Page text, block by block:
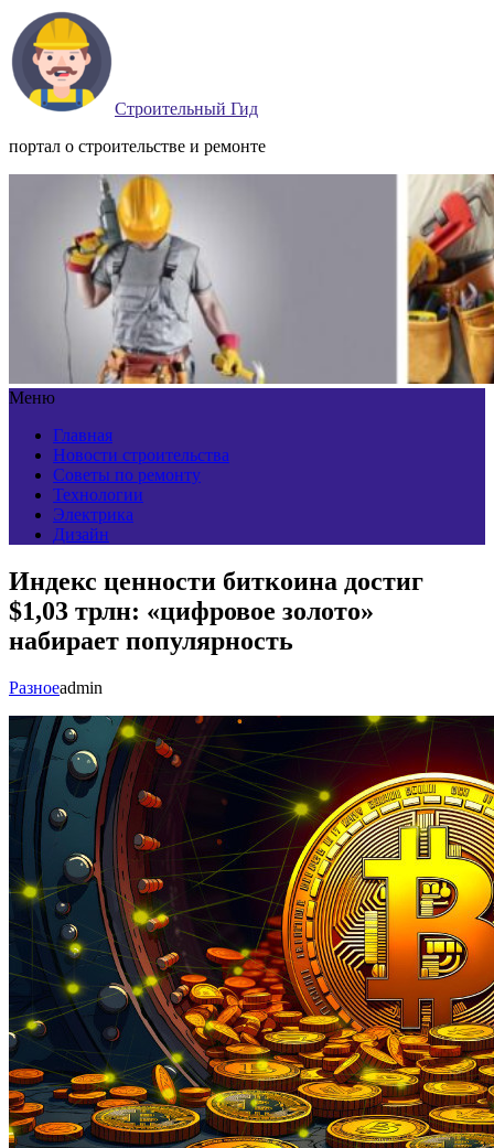
Строительный Гид
портал о строительстве и ремонте
Меню
Главная
Новости строительства
Советы по ремонту
Технологии
Электрика
Дизайн
Индекс ценности биткоина достиг
$1,03 трлн: «цифровое золото»
набирает популярность
Разноеadmin